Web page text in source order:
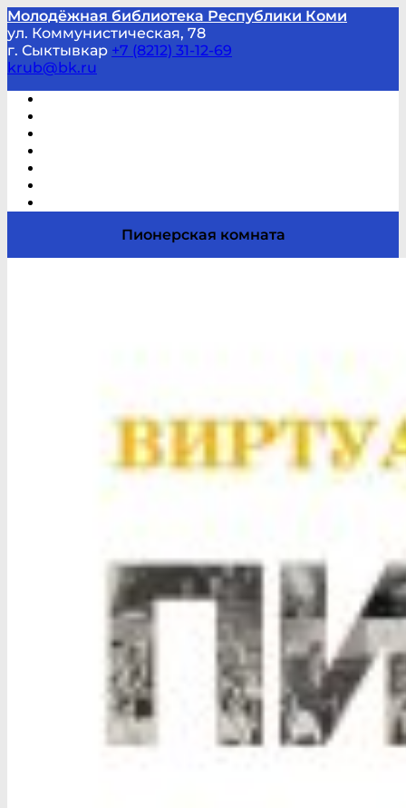
Молодёжная библиотека Республики Коми
ул. Коммунистическая, 78
г. Сыктывкар +7 (8212) 31-12-69
krub@bk.ru
Пионерская комната